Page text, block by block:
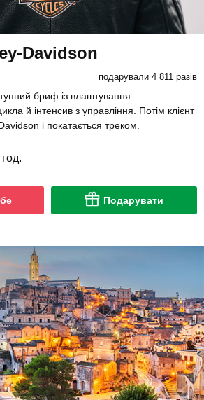
Davidson
подарували 4 811 разів
бриф із влаштування
й інтенсив з управління. Потім клієнт
і покатається треком.
год.
Подарувати